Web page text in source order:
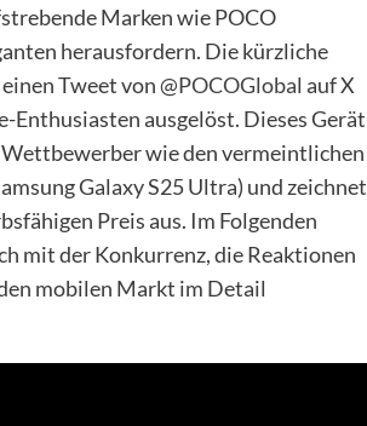
Marken wie POCO
herausfordern. Die kürzliche
Tweet von@POCOGlobal auf X
ausgelöst. Dieses Gerät
wie den vermeintlichen
Galaxy S25 Ultra) und zeichnet
Preis aus. Im Folgenden
mit der Konkurrenz, die Reaktionen
mobilen Markt im Detail